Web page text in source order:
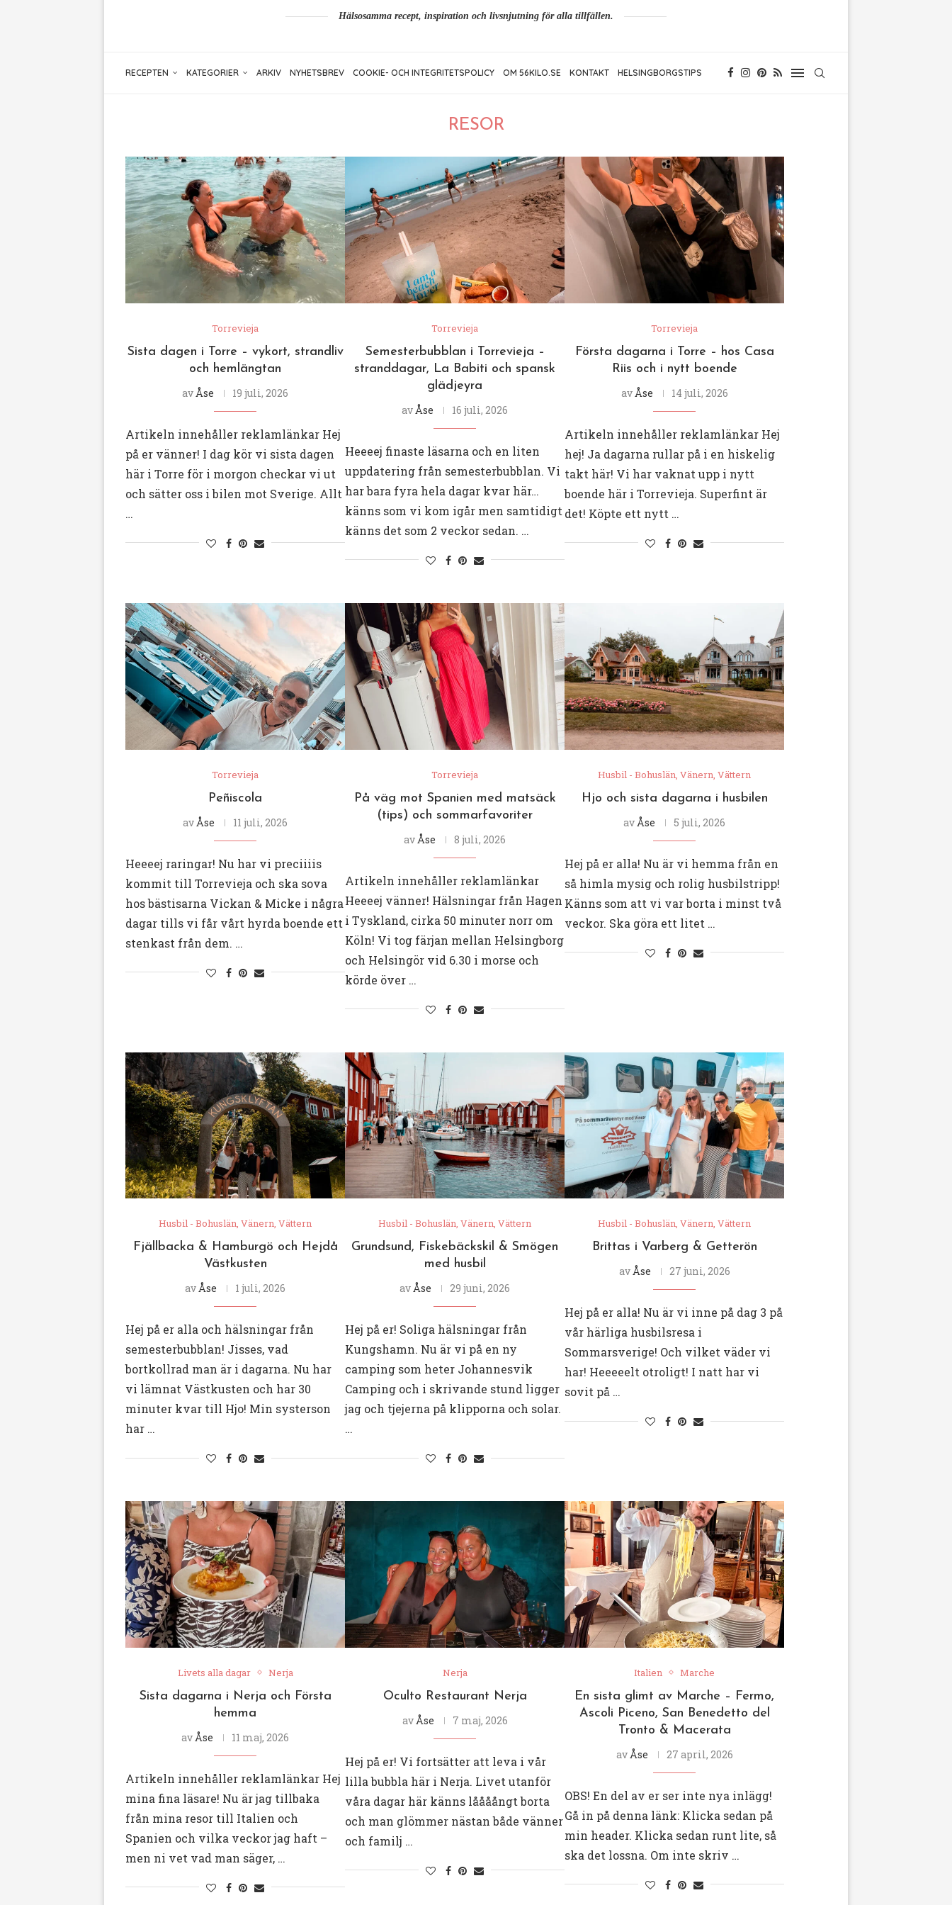
Hälsosamma recept, inspiration och livsnjutning för alla tillfällen.
RECEPTEN KATEGORIER ARKIV NYHETSBREV COOKIE- OCH INTEGRITETSPOLICY OM 56KILO.SE KONTAKT HELSINGBORGSTIPS
RESOR
Torrevieja
Sista dagen i Torre – vykort, strandliv
och hemlängtan
avÅse 19 juli, 2026
Artikeln innehåller reklamlänkar Hej
på er vänner! I dag kör vi sista dagen
här i Torre för i morgon checkar vi ut
och sätter oss i bilen mot Sverige. Allt
…
Torrevieja
Semesterbubblan i Torrevieja –
stranddagar, La Babiti och spansk
glädjeyra
avÅse 16 juli, 2026
Heeeej finaste läsarna och en liten
uppdatering från semesterbubblan. Vi
har bara fyra hela dagar kvar här…
känns som vi kom igår men samtidigt
känns det som 2 veckor sedan. …
Torrevieja
Första dagarna i Torre – hos Casa
Riis och i nytt boende
avÅse 14 juli, 2026
Artikeln innehåller reklamlänkar Hej
hej! Ja dagarna rullar på i en hiskelig
takt här! Vi har vaknat upp i nytt
boende här i Torrevieja. Superfint är
det! Köpte ett nytt …
Torrevieja
Peñiscola
av Åse 11 juli, 2026
Heeeej raringar! Nu har vi preciiiis
kommit till Torrevieja och ska sova
hos bästisarna Vickan & Micke i några
dagar tills vi får vårt hyrda boende ett
stenkast från dem. …
Torrevieja
På väg mot Spanien med matsäck
(tips) och sommarfavoriter
av Åse 8 juli, 2026
Artikeln innehåller reklamlänkar
Heeeej vänner! Hälsningar från Hagen
i Tyskland, cirka 50 minuter norr om
Köln! Vi tog färjan mellan Helsingborg
och Helsingör vid 6.30 i morse och
körde över …
Husbil - Bohuslän, Vänern, Vättern
Hjo och sista dagarna i husbilen
av Åse 5 juli, 2026
Hej på er alla! Nu är vi hemma från en
så himla mysig och rolig husbilstripp!
Känns som att vi var borta i minst två
veckor. Ska göra ett litet …
Husbil - Bohuslän, Vänern, Vättern
Fjällbacka & Hamburgö och Hejdå
Västkusten
avÅse 1 juli, 2026
Hej på er alla och hälsningar från
semesterbubblan! Jisses, vad
bortkollrad man är i dagarna. Nu har
vi lämnat Västkusten och har 30
minuter kvar till Hjo! Min systerson
har …
Husbil - Bohuslän, Vänern, Vättern
Grundsund, Fiskebäckskil & Smögen
med husbil
avÅse 29 juni, 2026
Hej på er! Soliga hälsningar från
Kungshamn. Nu är vi på en ny
camping som heter Johannesvik
Camping och i skrivande stund ligger
jag och tjejerna på klipporna och solar.
…
Husbil - Bohuslän, Vänern, Vättern
Brittas i Varberg & Getterön
avÅse 27 juni, 2026
Hej på er alla! Nu är vi inne på dag 3 på
vår härliga husbilsresa i
Sommarsverige! Och vilket väder vi
har! Heeeeelt otroligt! I natt har vi
sovit på …
Livets alla dagar Nerja
Sista dagarna i Nerja och Första
hemma
avÅse 11 maj, 2026
Artikeln innehåller reklamlänkar Hej
mina fina läsare! Nu är jag tillbaka
från mina resor till Italien och
Spanien och vilka veckor jag haft –
men ni vet vad man säger, …
Nerja
Oculto Restaurant Nerja
avÅse 7 maj, 2026
Hej på er! Vi fortsätter att leva i vår
lilla bubbla här i Nerja. Livet utanför
våra dagar här känns låååångt borta
och man glömmer nästan både vänner
och familj …
Italien Marche
En sista glimt av Marche – Fermo,
Ascoli Piceno, San Benedetto del
Tronto & Macerata
avÅse 27 april, 2026
OBS! En del av er ser inte nya inlägg!
Gå in på denna länk: Klicka sedan på
min header. Klicka sedan runt lite, så
ska det lossna. Om inte skriv …